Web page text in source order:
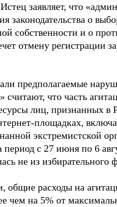
заявляет, что
о
собственности и о
отмену регистрации
предполагаемые
что часть
лиц, признанных
площадках,
экстремистской
период с 27 июня по 6
не из избирательного
общие расходы на
чем на 5% от